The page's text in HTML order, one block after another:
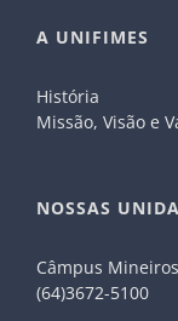
A UNIFIMES
História
Missão, Visão e
NOSSAS
Câmpus
(64)3672-5100